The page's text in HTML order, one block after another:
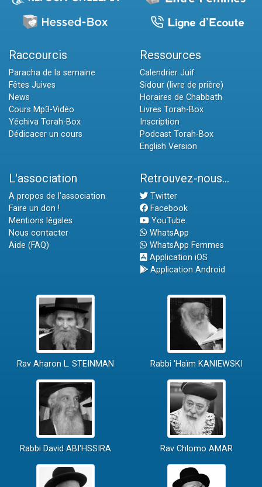
Raccourcis
Paracha de la semaine
Fêtes Juives
News
Cours Mp3-Vidéo
Yéchiva Torah-Box
Dédicacer un cours
Ressources
Calendrier Juif
Sidour (livre de prière)
Horaires de Chabbath
Livres Torah-Box
Inscription
Podcast Torah-Box
English Version
L'association
A propos de l'association
Faire un don !
Mentions légales
Nous contacter
Aide (FAQ)
Retrouvez-nous...
Twitter
Facebook
YouTube
WhatsApp
WhatsApp Femmes
Application iOS
Application Android
Rav Aharon L. STEINMAN Rabbi 'Haïm KANIEWSKI
Rabbi David ABI'HSSIRA Rav Chlomo AMAR